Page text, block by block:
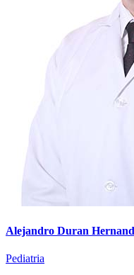
Alejandro Duran
Pediatria